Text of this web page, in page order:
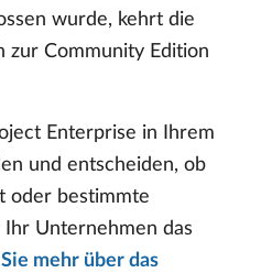
wurde, kehrt die
zur Community Edition
Enterprise in Ihrem
und entscheiden, ob
oder bestimmte
Unternehmen das
mehr über das